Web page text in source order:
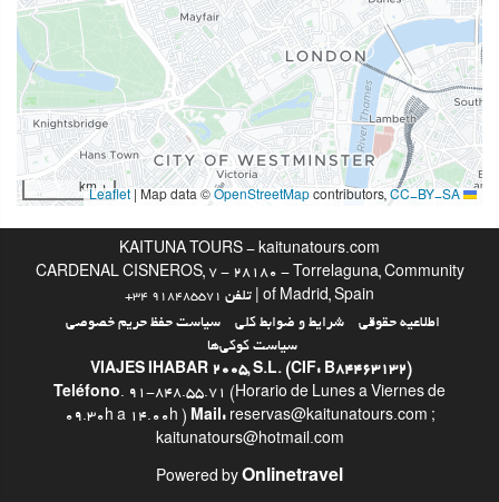
باشگاه
خدمات پذیرش
24-Hour Front Desk
انبار چمدان
وای‌فای رایگان
1 km
Map data © OpenStreetMap contributors, CC-BY-SA
KAITUNA TOURS - kaitunatours.com
CARDENAL CISNEROS, 7 - 28180 - Torrelaguna, Community
of Madrid, Spain | تلفن
+34 918485571
اطلاعیه حقوقی شرایط و ضوابط کلی
سیاست حفظ حریم خصوصی
سیاست کوکی‌ها
VIAJES IHABAR 2005, S.L. (CIF: B84463132)
Teléfono. 91-848.55.71 (Horario de Lunes a Viernes de
09.30h a 14.00h ) Mail: reservas@kaitunatours.com ;
kaitunatours@hotmail.com
Powered by Onlinetravel